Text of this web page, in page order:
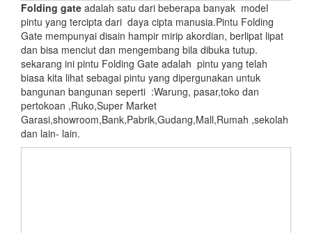
Folding gate adalah satu dari beberapa banyak model
pintu yang tercipta dari daya cipta manusia.Pintu Folding
Gate mempunyai disain hampir mirip akordian, berlipat lipat
dan bisa menciut dan mengembang bila dibuka tutup.
sekarang ini pintu Folding Gate adalah pintu yang telah
biasa kita lihat sebagai pintu yang dipergunakan untuk
bangunan bangunan seperti :Warung, pasar,toko dan
pertokoan ,Ruko,Super Market
Garasi,showroom,Bank,Pabrik,Gudang,Mall,Rumah ,sekolah
dan lain- lain.